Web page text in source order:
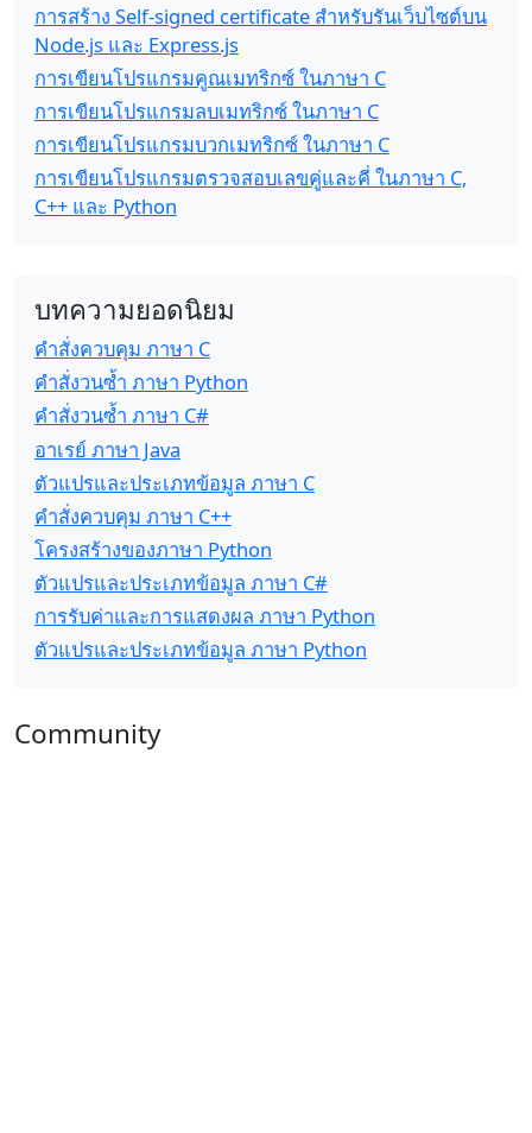
การสร้าง Self-signed certificate สำหรับรันเว็บไซต์บน
Node.js และ Express.js
การเขียนโปรแกรมคูณเมทริกซ์ ในภาษา C
การเขียนโปรแกรมลบเมทริกซ์ ในภาษา C
การเขียนโปรแกรมบวกเมทริกซ์ ในภาษา C
การเขียนโปรแกรมตรวจสอบเลขคู่และคี่ ในภาษา C,
C++ และ Python
บทความยอดนิยม
คำสั่งควบคุม ภาษา C
คำสั่งวนซ้ำ ภาษา Python
คำสั่งวนซ้ำ ภาษา C#
อาเรย์ ภาษา Java
ตัวแปรและประเภทข้อมูล ภาษา C
คำสั่งควบคุม ภาษา C++
โครงสร้างของภาษา Python
ตัวแปรและประเภทข้อมูล ภาษา C#
การรับค่าและการแสดงผล ภาษา Python
ตัวแปรและประเภทข้อมูล ภาษา Python
Community